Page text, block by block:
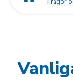
Länkstig
Frågor